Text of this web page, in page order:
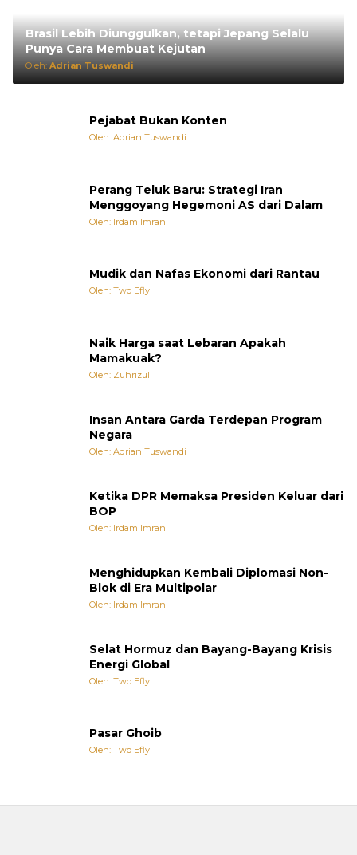
Brasil Lebih Diunggulkan, tetapi Jepang Selalu
Punya Cara Membuat Kejutan
Oleh: Adrian Tuswandi
Pejabat Bukan Konten
Oleh: Adrian Tuswandi
Perang Teluk Baru: Strategi Iran
Menggoyang Hegemoni AS dari Dalam
Oleh: Irdam Imran
Mudik dan Nafas Ekonomi dari Rantau
Oleh: Two Efly
Naik Harga saat Lebaran Apakah
Mamakuak?
Oleh: Zuhrizul
Insan Antara Garda Terdepan Program
Negara
Oleh: Adrian Tuswandi
Ketika DPR Memaksa Presiden Keluar dari
BOP
Oleh: Irdam Imran
Menghidupkan Kembali Diplomasi Non-
Blok di Era Multipolar
Oleh: Irdam Imran
Selat Hormuz dan Bayang-Bayang Krisis
Energi Global
Oleh: Two Efly
Pasar Ghoib
Oleh: Two Efly